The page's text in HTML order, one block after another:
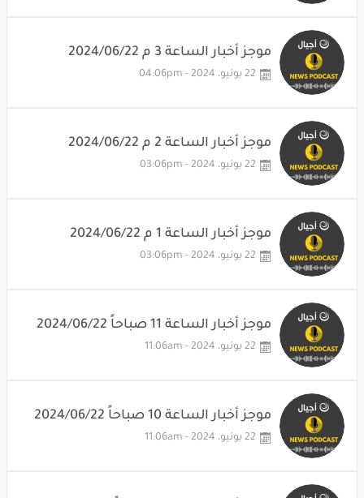
موجز أخبار الساعة 3 م 2024/06/22
22 يونيو، 2024 - 04:06pm
موجز أخبار الساعة 2 م 2024/06/22
22 يونيو، 2024 - 03:06pm
موجز أخبار الساعة 1 م 2024/06/22
22 يونيو، 2024 - 03:06pm
موجز أخبار الساعة 11 صباحاً 2024/06/22
22 يونيو، 2024 - 11:06am
موجز أخبار الساعة 10 صباحاً 2024/06/22
22 يونيو، 2024 - 11:06am